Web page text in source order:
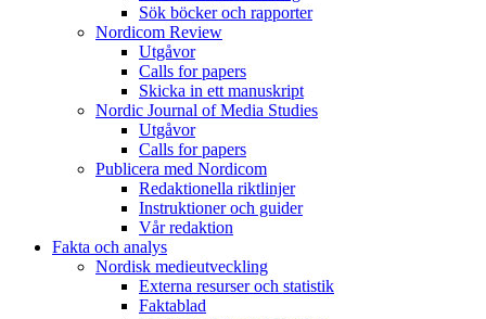
Sök böcker och rapporter
Nordicom Review
Utgåvor
Calls for papers
Skicka in ett manuskript
Nordic Journal of Media Studies
Utgåvor
Calls for papers
Publicera med Nordicom
Redaktionella riktlinjer
Instruktioner och guider
Vår redaktion
Fakta och analys
Nordisk medieutveckling
Externa resurser och statistik
Faktablad